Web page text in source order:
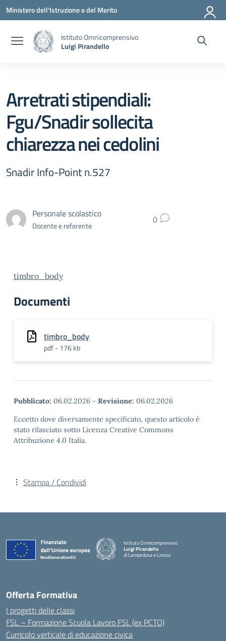
Vai ai contenuti
Vai al menu di navigazione
Vai al footer
Ministero dell'Istruzione e del Merito
Istituto Omnicomprensivo
Luigi Pirandello
Arretrati stipendiali:
Fgu/Snadir sollecita
chiarezza nei cedolini
Snadir Info-Point n.527
Personale scolastico
Docente e referente 0
timbro_body
Documenti
timbro_body
pdf - 176 kb
Pubblicato: 06.02.2026 - Revisione: 06.02.2026
Eccetto dove diversamente specificato, questo articolo è
stato rilasciato sotto Licenza Creative Commons
Attribuzione 4.0 Italia.
Stampa / Condividi
Istituto Omnicomprensivo
Luigi Pirandello
di Lampedusa e Linosa
Offerta Formativa
I progetti delle classi
FSL – Formazione Scuola Lavoro FSL (ex PCTO)
Curricolo verticale di educazione civica